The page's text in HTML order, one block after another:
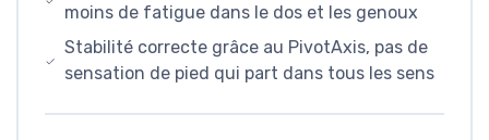
moins de fatigue dans le dos et les genoux
Stabilité correcte grâce au PivotAxis, pas de
sensation de pied qui part dans tous les sens